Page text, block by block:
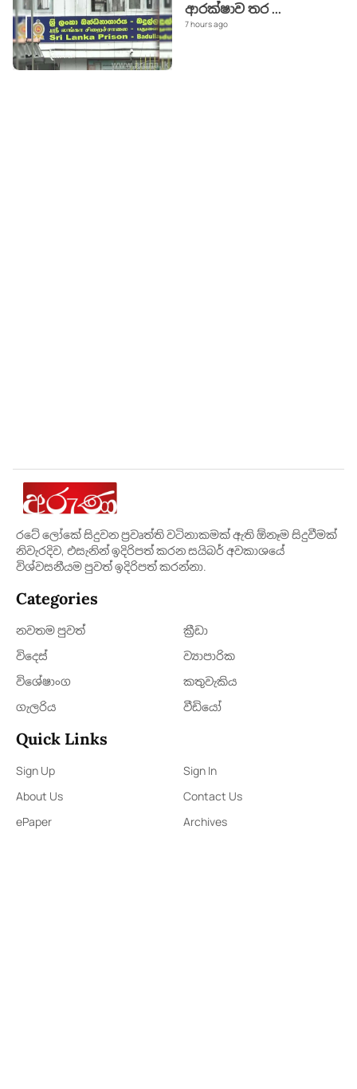
ආරක්ෂාව තර...
7 hours ago
රටේ ලෝකේ සිදුවන ප්‍රවෘත්ති වටිනාකමක් ඇති ඕනෑම සිදුවීමක්
නිවැරදිව, එසැනින් ඉදිරිපත් කරන සයිබර් අවකාශයේ
විශ්වසනීයම පුවත් ඉදිරිපත් කරන්නා.
Categories
නවතම පුවත්
ක්‍රී​ඩා
විදෙස්
ව්‍යාපාරික
විශේෂාංග
කතුවැකිය
ගැලරිය
වීඩියෝ
Quick Links
Sign Up
Sign In
About Us
Contact Us
ePaper
Archives